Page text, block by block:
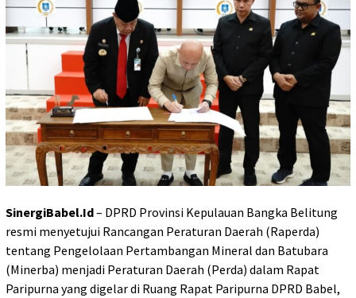
SinergiBabel.Id– DPRD Provinsi Kepulauan Bangka Belitung
resmi menyetujui Rancangan Peraturan Daerah (Raperda)
tentang Pengelolaan Pertambangan Mineral dan Batubara
(Minerba) menjadi Peraturan Daerah (Perda) dalam Rapat
Paripurna yang digelar di Ruang Rapat Paripurna DPRD Babel,